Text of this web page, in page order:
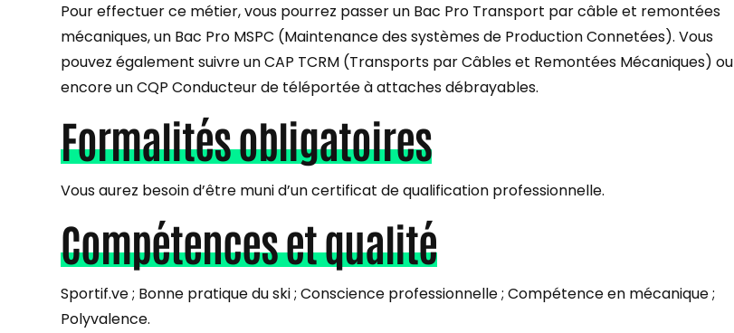
Pour effectuer ce métier, vous pourrez passer un Bac Pro Transport par câble et remontées
mécaniques, un Bac Pro MSPC (Maintenance des systèmes de Production Connetées). Vous
pouvez également suivre un CAP TCRM (Transports par Câbles et Remontées Mécaniques) ou
encore un CQP Conducteur de téléportée à attaches débrayables.
Formalités obligatoires
Vous aurez besoin d’être muni d’un certificat de qualification professionnelle.
Compétences et qualité
Sportif.ve ; Bonne pratique du ski ; Conscience professionnelle ; Compétence en mécanique ;
Polyvalence.